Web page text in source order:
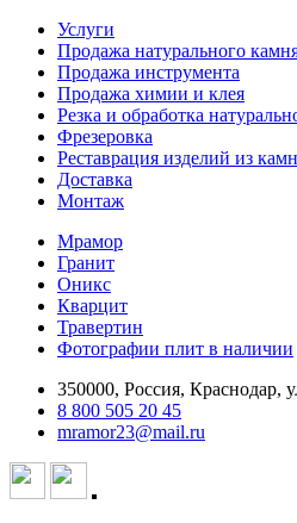
Услуги
Продажа натурального
Продажа инструмента
Продажа химии и клея
Резка и обработка
Фрезеровка
Реставрация изделий из
Доставка
Монтаж
Мрамор
Гранит
Оникс
Кварцит
Травертин
Фотографии плит в наличии
350000, Россия, Краснодар,
8 800 505 20 45
mramor23@mail.ru